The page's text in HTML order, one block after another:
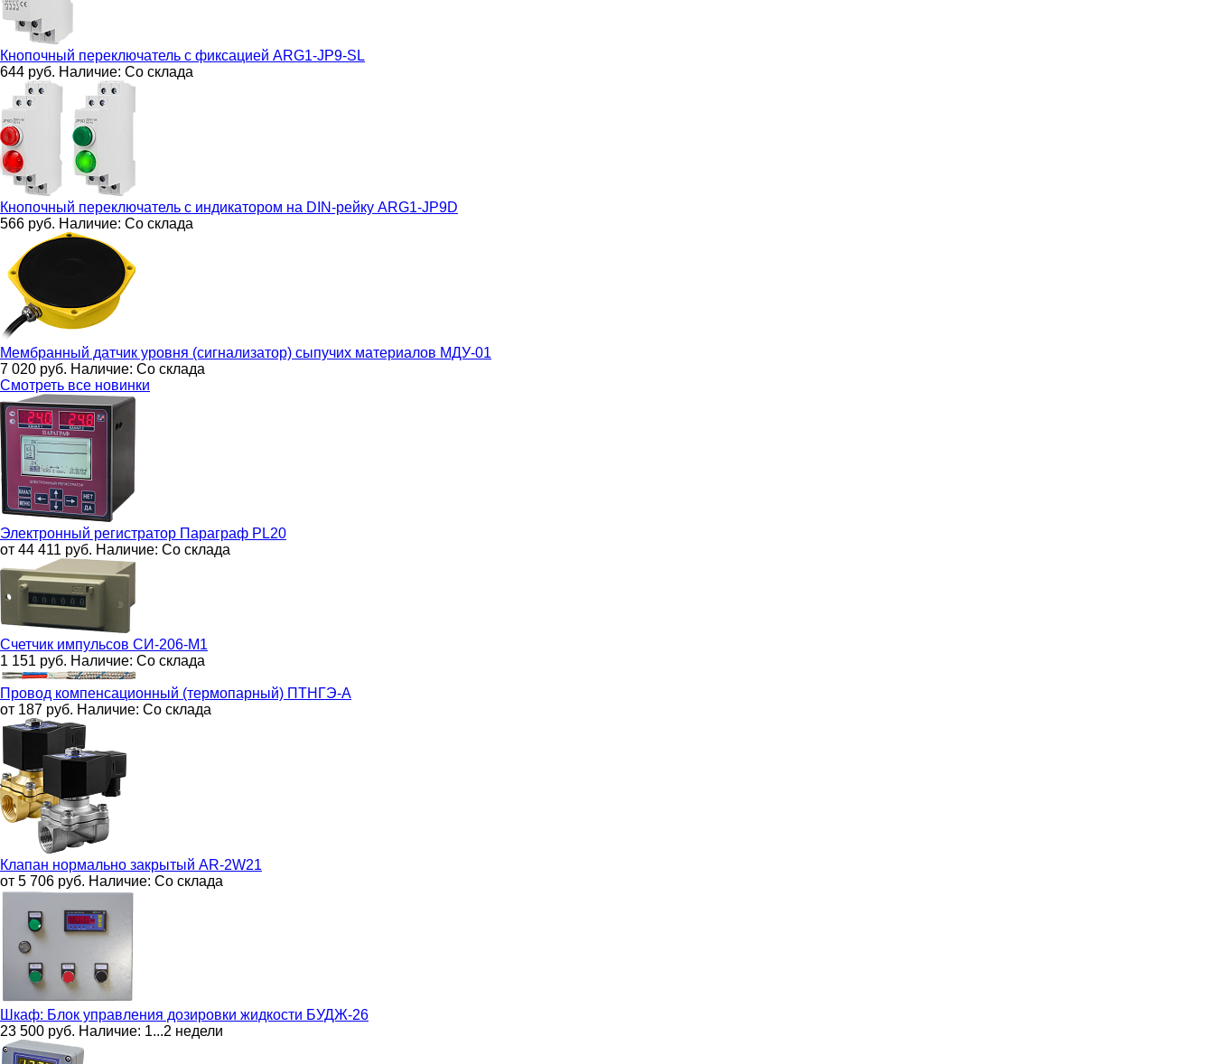
Кнопочный переключатель с фиксацией ARG1-JP9-SL
644 руб. Наличие: Со склада
Кнопочный переключатель с индикатором на DIN-рейку ARG1-JP9D
566 руб. Наличие: Со склада
Мембранный датчик уровня (сигнализатор) сыпучих материалов МДУ-01
7 020 руб. Наличие: Со склада
Смотреть все новинки
Электронный регистратор Параграф PL20
от 44 411 руб. Наличие: Со склада
Счетчик импульсов СИ-206-М1
1 151 руб. Наличие: Со склада
Провод компенсационный (термопарный) ПТНГЭ-А
от 187 руб. Наличие: Со склада
Клапан нормально закрытый AR-2W21
от 5 706 руб. Наличие: Со склада
Шкаф: Блок управления дозировки жидкости БУДЖ-26
23 500 руб. Наличие: 1...2 недели